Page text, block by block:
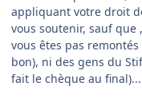
appliquant votre droit
vous soutenir, sauf que
vous êtes pas
bon), ni des gens du
fait le chèque au final)...